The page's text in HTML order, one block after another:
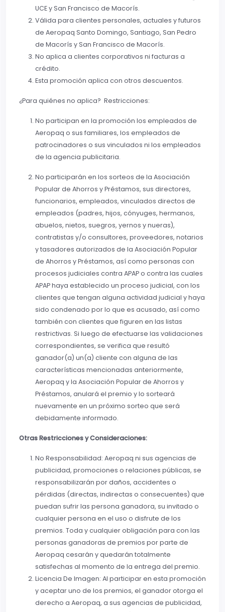
UCE y San Francisco de Macorís.
Válida para clientes personales, actuales y futuros
de Aeropaq Santo Domingo, Santiago, San Pedro
de Macorís y San Francisco de Macorís.
No aplica a clientes corporativos ni facturas a
crédito.
Esta promoción aplica con otros descuentos.
¿Para quiénes no aplica? Restricciones:
No participan en la promoción los empleados de
Aeropaq o sus familiares, los empleados de
patrocinadores o sus vinculados ni los empleados
de la agencia publicitaria.
No participarán en los sorteos de la Asociación
Popular de Ahorros y Préstamos, sus directores,
funcionarios, empleados, vinculados directos de
empleados (padres, hijos, cónyuges, hermanos,
abuelos, nietos, suegros, yernos y nueras),
contratistas y/o consultores, proveedores, notarios
y tasadores autorizados de la Asociación Popular
de Ahorros y Préstamos, así como personas con
procesos judiciales contra APAP o contra las cuales
APAP haya establecido un proceso judicial, con los
clientes que tengan alguna actividad judicial y haya
sido condenado por lo que es acusado, así como
también con clientes que figuren en las listas
restrictivas. Si luego de efectuarse las validaciones
correspondientes, se verifica que resultó
ganador(a) un(a) cliente con alguna de las
características mencionadas anteriormente,
Aeropaq y la Asociación Popular de Ahorros y
Préstamos, anulará el premio y lo sorteará
nuevamente en un próximo sorteo que será
debidamente informado.
Otras Restricciones y Consideraciones:
No Responsabilidad: Aeropaq ni sus agencias de
publicidad, promociones o relaciones públicas, se
responsabilizarán por daños, accidentes o
pérdidas (directas, indirectas o consecuentes) que
puedan sufrir las persona ganadora, su invitado o
cualquier persona en el uso o disfrute de los
premios. Toda y cualquier obligación para con las
personas ganadoras de premios por parte de
Aeropaq cesarán y quedarán totalmente
satisfechas al momento de la entrega del premio.
Licencia De Imagen: Al participar en esta promoción
y aceptar uno de los premios, el ganador otorga el
derecho a Aeropaq, a sus agencias de publicidad,